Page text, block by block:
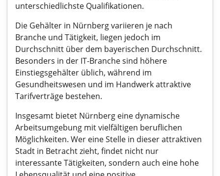
unterschiedlichste Qualifikationen.
Die Gehälter in Nürnberg variieren je nach
Branche und Tätigkeit, liegen jedoch im
Durchschnitt über dem bayerischen Durchschnitt.
Besonders in der IT-Branche sind höhere
Einstiegsgehälter üblich, während im
Gesundheitswesen und im Handwerk attraktive
Tarifverträge bestehen.
Insgesamt bietet Nürnberg eine dynamische
Arbeitsumgebung mit vielfältigen beruflichen
Möglichkeiten. Wer eine Stelle in dieser attraktiven
Stadt in Betracht zieht, findet nicht nur
interessante Tätigkeiten, sondern auch eine hohe